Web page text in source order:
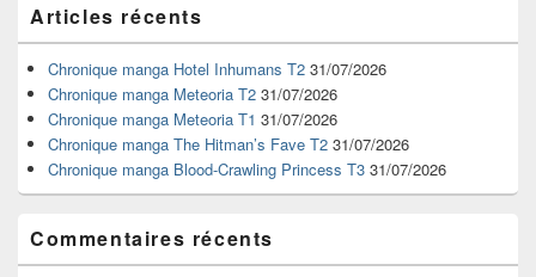
principale
de
widget
pour
barre
latérale
Articles récents
Chronique manga Hotel Inhumans T2 31/07/2026
Chronique manga Meteoria T2 31/07/2026
Chronique manga Meteoria T1 31/07/2026
Chronique manga The Hitman’s Fave T2 31/07/2026
Chronique manga Blood-Crawling Princess T3 31/07/2026
Commentaires récents